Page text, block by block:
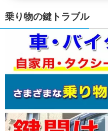
乗り物の鍵トラブル